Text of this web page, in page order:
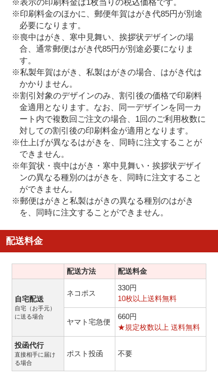
※表示の印刷料金は1枚当りの税込価格です。
※印刷料金のほかに、郵便年賀はがき代85円が別途
必要になります。
※喪中はがき、寒中見舞い、挨拶状デザインの場
合、通常郵便はがき代85円が別途必要になりま
す。
※私製年賀はがき、私製はがきの場合、はがき代は
かかりません。
※割引対象のデザインのみ、割引後の価格で印刷料
金適用となります。なお、同一デザインを同一カ
ート内で複数回ご注文の場合、1回のご利用枚数に
対しての割引後の印刷料金が適用となります。
※仕上げが異なるはがきを、同時に注文することが
できません。
※年賀状・喪中はがき・寒中見舞い・挨拶状デザイ
ンの異なる種別のはがきを、同時に注文すること
ができません。
※郵便はがきと私製はがきの異なる種別のはがき
を、同時に注文することができません。
配送料金
配送方法 配送料金
自宅配送
自宅（お手元）
に送る場合
ネコポス
330円
10枚以上送料無料
ヤマト宅急便
660円
★規定枚数以上 送料無料
投函代行
直接相手に届け
る場合
ポスト投函 不要